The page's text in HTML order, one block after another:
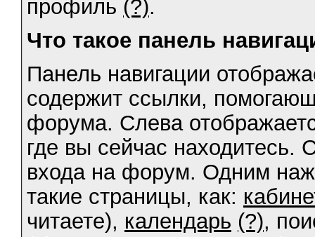
профиль (?).
Что такое панель
Панель навигации
содержит ссылки,
форума. Слева
где вы сейчас
входа на форум. Одним
такие страницы, как:
читаете), календарь (?),